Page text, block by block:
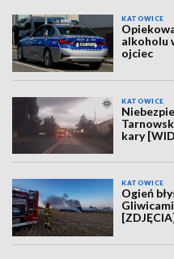
KATOWICE
alkoholu
ojciec
KATOWICE
kary
KATOWICE
Ogień
[ZDJĘCIA]